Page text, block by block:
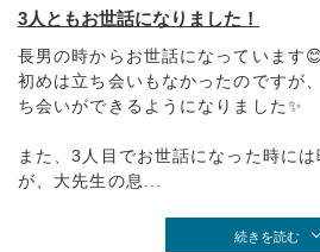
3人ともお世話になりました！
長男の時からお世話になっています
初めは立ち会いもなかったのですが
ち会いができるようになりました✨
また、3人目でお世話になった時に
が、大先生の息...
続きを読む